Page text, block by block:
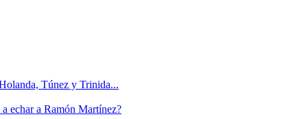
Túnez y Trinida...
echar a Ramón Martínez?